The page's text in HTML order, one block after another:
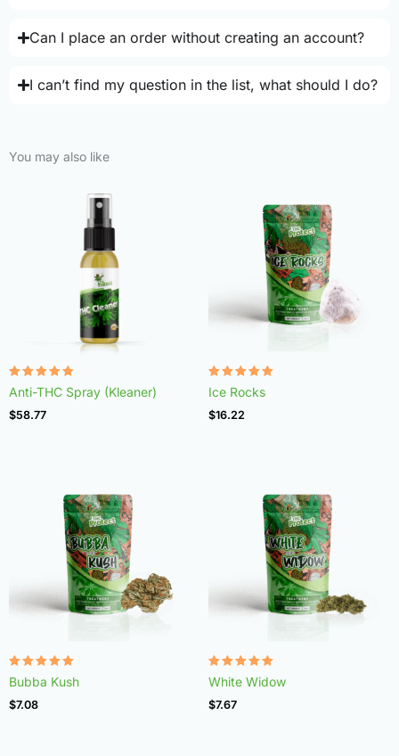
Can I place an order without creating an account?
I can’t find my question in the list, what should I do?
You may also like
Rated
4.75
out of 5
Anti-THC Spray (Kleaner)
$58.77
Rated
4.98
out of 5
Ice Rocks
$16.22
Rated
4.96
out of 5
Bubba Kush
$7.08
Rated
4.97
out of 5
White Widow
$7.67